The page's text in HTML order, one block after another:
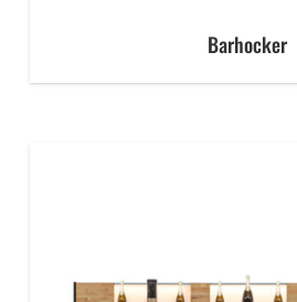
Barhocker